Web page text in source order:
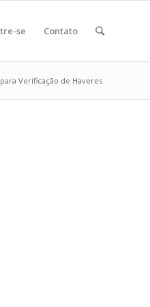
se Contato
Verificação de Haveres